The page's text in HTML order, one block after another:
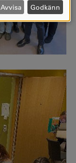
Avvisa Godkänn